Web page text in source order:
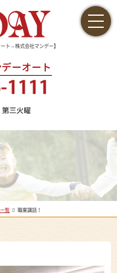
ト – 株式会社マンデー】
覧 職業講話！